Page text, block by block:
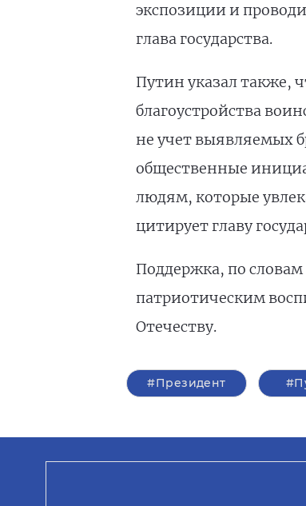
экспозиции и
глава государства.
Путин указал также,
благоустройства
не учет выявляемых
общественные
людям, которые
цитирует главу
Поддержка, по
патриотическим
Отечеству.
#Президент